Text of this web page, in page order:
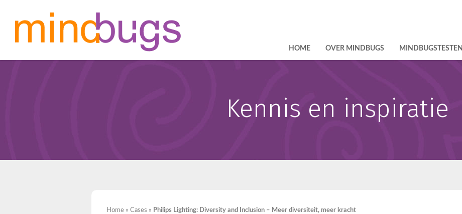
HOME OVER MINDBUGS MINDBUGSTESTEN
Kennis en inspiratie
Home» Cases » Philips Lighting: Diversity and Inclusion – Meer diversiteit, meer kracht